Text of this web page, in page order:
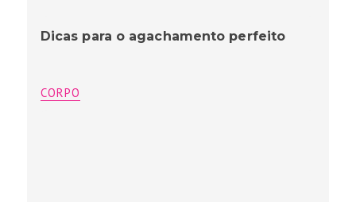
Dicas para o agachamento perfeito
CORPO